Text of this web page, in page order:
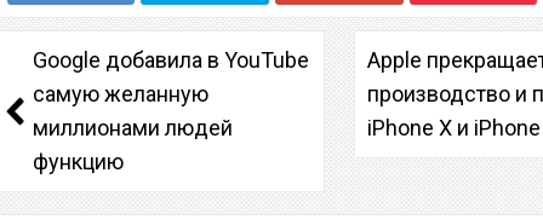
Google добавила в YouTube
самую желанную
миллионами людей
функцию
Apple
производство и
iPhone X и